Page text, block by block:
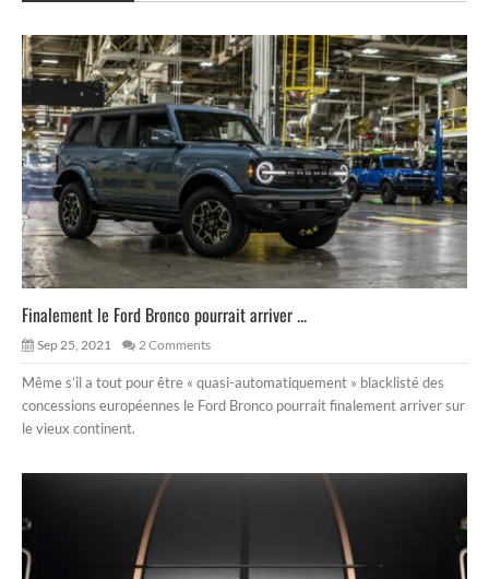
Finalement le Ford Bronco pourrait arriver ...
Sep 25, 2021 2 Comments
Même s’il a tout pour être « quasi-automatiquement » blacklisté des
concessions européennes le Ford Bronco pourrait finalement arriver sur
le vieux continent.